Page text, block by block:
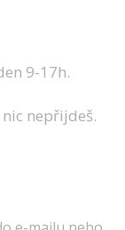
9-17h.
nepřijdeš.